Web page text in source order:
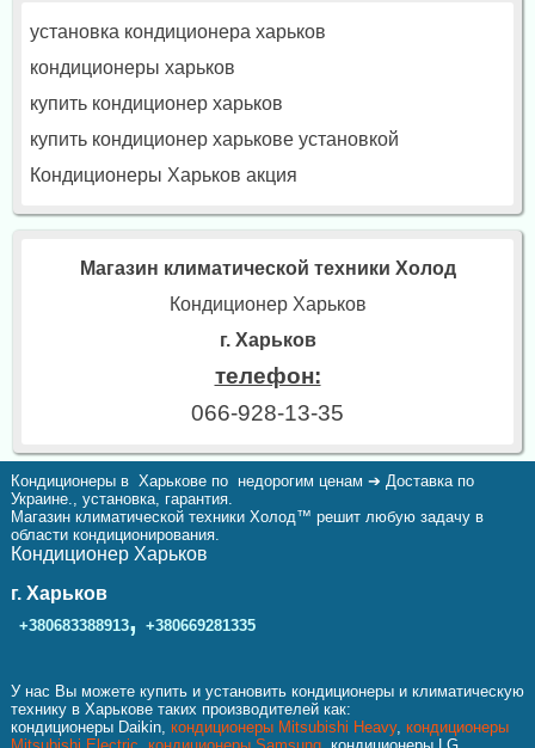
установка кондиционера харьков
кондиционеры харьков
купить кондиционер харьков
купить кондиционер харькове установкой
Кондиционеры Харьков акция
Магазин климатической техники Холод
Кондиционер Харьков
г. Харьков
телефон:
066-928-13-35
Кондиционеры в Харькове по недорогим ценам ➔ Доставка по
Украине., установка, гарантия.
Магазин климатической техники Холод™ решит любую задачу в
области кондиционирования.
Кондиционер Харьков
г. Харьков
+380683388913, +380669281335
У нас Вы можете купить и установить кондиционеры и климатическую
технику в Харькове таких производителей как:
кондиционеры Daikin, кондиционеры Mitsubishi Heavy, кондиционеры